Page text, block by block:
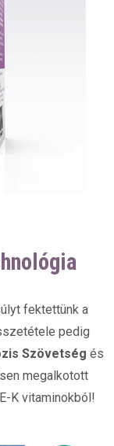
fektettünk a
pedig
Szövetség és
megalkotott
K vitaminokból!